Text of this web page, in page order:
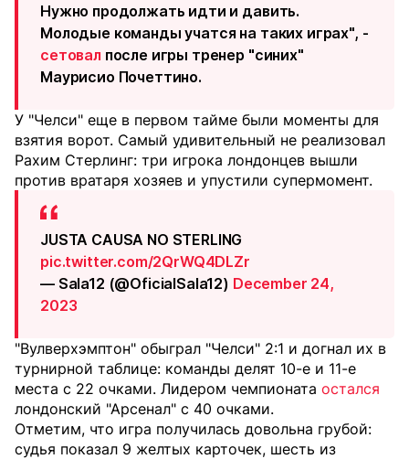
Нужно продолжать идти и давить.
Молодые команды учатся на таких играх", -
сетовал после игры тренер "синих"
Маурисио Почеттино.
У "Челси" еще в первом тайме были моменты для
взятия ворот. Самый удивительный не реализовал
Рахим Стерлинг: три игрока лондонцев вышли
против вратаря хозяев и упустили супермомент.
JUSTA CAUSA NO STERLING
pic.twitter.com/2QrWQ4DLZr
— Sala12 (@OficialSala12) December 24,
2023
"Вулверхэмптон" обыграл "Челси" 2:1 и догнал их в
турнирной таблице: команды делят 10-е и 11-е
места с 22 очками. Лидером чемпионата остался
лондонский "Арсенал" с 40 очками.
Отметим, что игра получилась довольна грубой:
судья показал 9 желтых карточек, шесть из